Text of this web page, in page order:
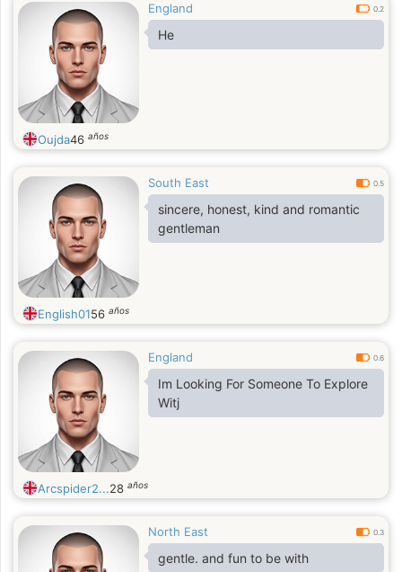
England 0.2
He
Oujda46 años
South East 0.5
sincere, honest, kind and romantic
gentleman
English0156 años
England 0.6
Im Looking For Someone To Explore
Witj
Arcspider2...28 años
North East 0.3
gentle. and fun to be with